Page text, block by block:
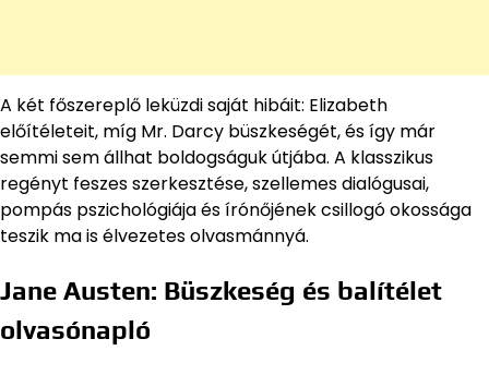
A két főszereplő leküzdi saját hibáit: Elizabeth
előítéleteit, míg Mr. Darcy büszkeségét, és így már
semmi sem állhat boldogságuk útjába. A klasszikus
regényt feszes szerkesztése, szellemes dialógusai,
pompás pszichológiája és írónőjének csillogó okossága
teszik ma is élvezetes olvasmánnyá.
Jane Austen: Büszkeség és balítélet
olvasónapló